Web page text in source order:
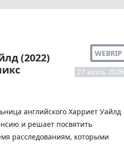
(2022)
WEBRIP
27 июль 2026
английского Харриет Уайлд
и решает посвятить
расследованиям, которыми